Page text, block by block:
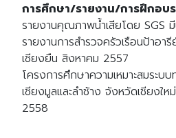
การศึกษา/รายงาน/การฝึกอบ
รายงานคุณภาพน้ำเสียโดย SGS
รายงานการสำรวจครัวเรือนป้าอา
เชียงยืน สิงหาคม 2557
โครงการศึกษาความเหมาะสมระ
เชียงมูลและลำช้าง จังหวัดเชียงใ
2558